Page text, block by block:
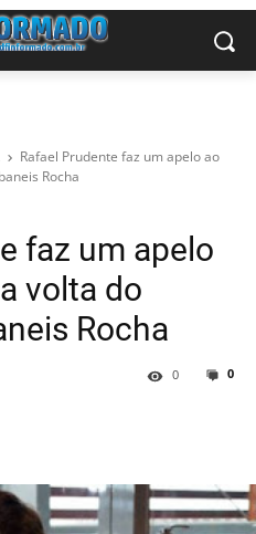
Rafael Prudente faz um apelo ao
Rocha
faz um apelo
volta do
Rocha
0
0